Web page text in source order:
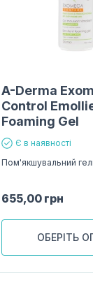
A-Derma
Control
Foaming Gel
Є в наявності
Пом'якшувальний
655,00 грн
ОБЕРІТЬ